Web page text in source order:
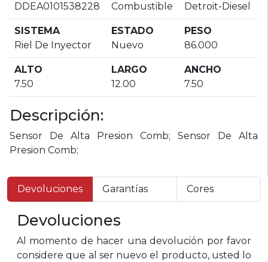
DDEA0101538228
Combustible
Detroit-Diesel
SISTEMA
Riel De Inyector
ESTADO
Nuevo
PESO
86.000
ALTO
7.50
LARGO
12.00
ANCHO
7.50
Descripción:
Sensor De Alta Presion Comb; Sensor De Alta
Presion Comb;
Devoluciones Garantías Cores
Devoluciones
Al momento de hacer una devolución por favor
considere que al ser nuevo el producto, usted lo